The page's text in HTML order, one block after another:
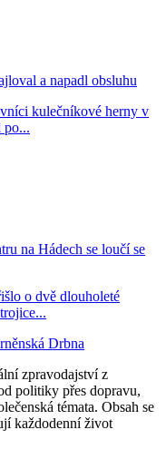
a napadl obsluhu
kulečníkové herny v
po...
na Hádech se loučí se
o dvě dlouholeté
Drbna
zpravodajství z
politiky přes dopravu,
témata. Obsah se
každodenní život